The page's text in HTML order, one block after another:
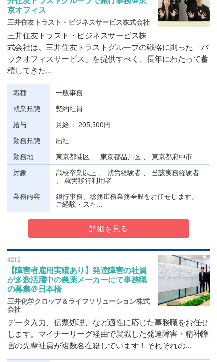
京オフィス
三井住友トラスト・ビジネスサービス株式会社
三井住友トラスト・ビジネスサービス株
式会社は、三井住友トラストグループの戦略に則った「バ
ックオフィスサービス」を提供すべく、長年にわたって蓄
積してきた...
職種
一般事務
就業形態
契約社員
給与
月給
205,500円
勤務形態
出社
勤務地
東京都港区 、 東京都品川区 、 東京都府中市
対象
高校卒業以上 、 就労経験者 、 当該実務経験者
、 就労移行利用者
業務内容
銀行事務、総務庶務業務全般をお任せします。
ご経験・スキ...
詳細を見る
4212
【障害者雇用実績あり】発達障害の社員
が多数活躍中の農薬メーカーにて事務職
の募集＠日本橋
三井化学クロップ＆ライフソリューション株式
会社
データ入力、伝票処理、など適性に応じた事務職をお任せ
します。マイナーリーグ経由で就職した発達障害・精神障
害の先輩社員が複数名在籍しています！それぞれの...